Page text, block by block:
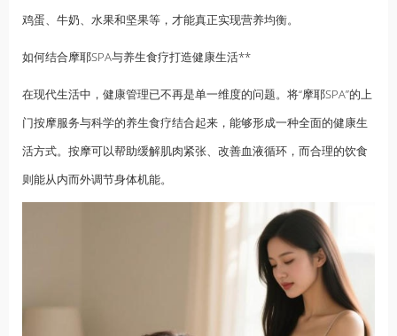
鸡蛋、牛奶、水果和坚果等，才能真正实现营养均衡。
如何结合摩耶SPA与养生食疗打造健康生活**
在现代生活中，健康管理已不再是单一维度的问题。将“摩耶SPA”的上
门按摩服务与科学的养生食疗结合起来，能够形成一种全面的健康生
活方式。按摩可以帮助缓解肌肉紧张、改善血液循环，而合理的饮食
则能从内而外调节身体机能。